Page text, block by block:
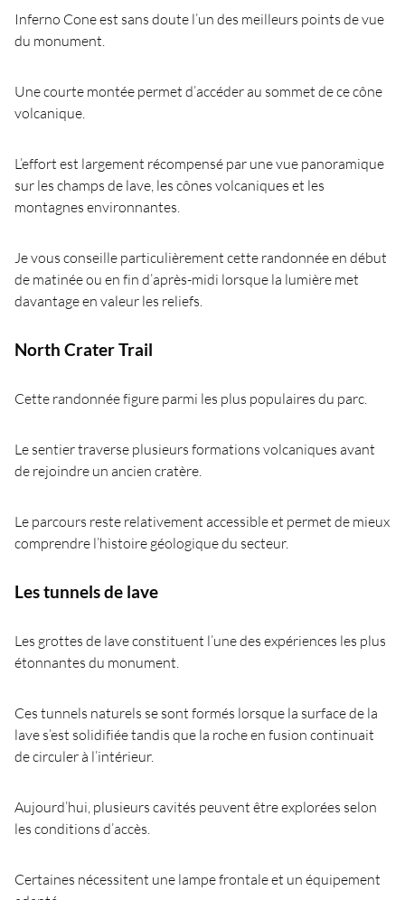
Inferno Cone est sans doute l’un des meilleurs points de vue
du monument.
Une courte montée permet d’accéder au sommet de ce cône
volcanique.
L’effort est largement récompensé par une vue panoramique
sur les champs de lave, les cônes volcaniques et les
montagnes environnantes.
Je vous conseille particulièrement cette randonnée en début
de matinée ou en fin d’après-midi lorsque la lumière met
davantage en valeur les reliefs.
North Crater Trail
Cette randonnée figure parmi les plus populaires du parc.
Le sentier traverse plusieurs formations volcaniques avant
de rejoindre un ancien cratère.
Le parcours reste relativement accessible et permet de mieux
comprendre l’histoire géologique du secteur.
Les tunnels de lave
Les grottes de lave constituent l’une des expériences les plus
étonnantes du monument.
Ces tunnels naturels se sont formés lorsque la surface de la
lave s’est solidifiée tandis que la roche en fusion continuait
de circuler à l’intérieur.
Aujourd’hui, plusieurs cavités peuvent être explorées selon
les conditions d’accès.
Certaines nécessitent une lampe frontale et un équipement